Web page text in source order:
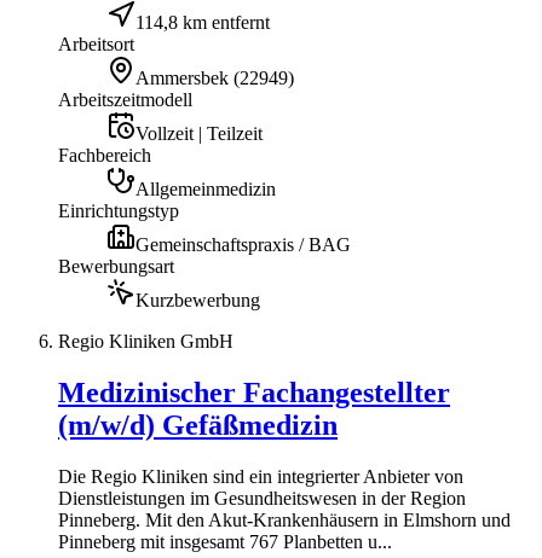
114,8 km entfernt
Arbeitsort
Ammersbek (22949)
Arbeitszeitmodell
Vollzeit | Teilzeit
Fachbereich
Allgemeinmedizin
Einrichtungstyp
Gemeinschaftspraxis / BAG
Bewerbungsart
Kurzbewerbung
Regio Kliniken GmbH
Medizinischer Fachangestellter
(m/w/d) Gefäßmedizin
Die Regio Kliniken sind ein integrierter Anbieter von
Dienstleistungen im Gesundheitswesen in der Region
Pinneberg. Mit den Akut-Krankenhäusern in Elmshorn und
Pinneberg mit insgesamt 767 Planbetten u...